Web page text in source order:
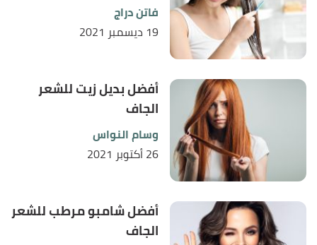
فاتن دراج
19 ديسمبر 2021
أفضل بديل زيت للشعر
الجاف
وسام النواس
26 أكتوبر 2021
أفضل شامبو مرطب للشعر
الجاف